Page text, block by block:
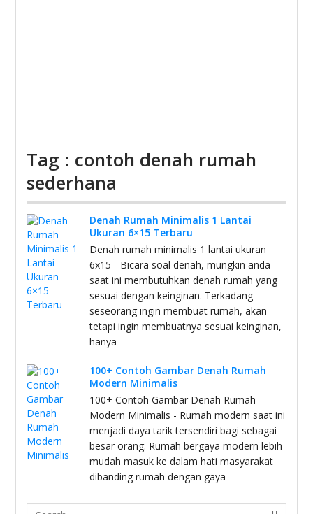
Tag : contoh denah rumah
sederhana
Denah Rumah Minimalis 1 Lantai
Ukuran 6×15 Terbaru
Denah rumah minimalis 1 lantai ukuran
6x15 - Bicara soal denah, mungkin anda
saat ini membutuhkan denah rumah yang
sesuai dengan keinginan. Terkadang
seseorang ingin membuat rumah, akan
tetapi ingin membuatnya sesuai keinginan,
hanya
100+ Contoh Gambar Denah Rumah
Modern Minimalis
100+ Contoh Gambar Denah Rumah
Modern Minimalis - Rumah modern saat ini
menjadi daya tarik tersendiri bagi sebagai
besar orang. Rumah bergaya modern lebih
mudah masuk ke dalam hati masyarakat
dibanding rumah dengan gaya
Search